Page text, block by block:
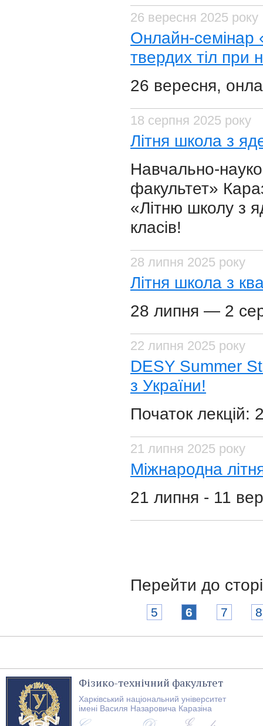
26 вересня 2025 року
Онлайн-семінар
твердих тіл при
26 вересня,
18 серпня 2025 року
Літня школа з
Навчально-
факультет»
«Літню школу з
класів!
28 липня 2025 року
Літня школа з
28 липня — 2
22 липня 2025 року
DESY Summer
з України!
Початок лекцій:
21 липня 2025 року
Міжнародна
21 липня - 11
Перейти до
5 6 7 8
Фізико-технічний факультет
Харківський національний університет
імені Василя Назаровича Каразіна